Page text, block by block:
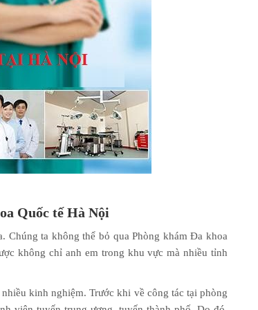
Quốc tế Hà Nội
ta không thể bỏ qua Phòng khám Đa khoa
không chỉ anh em trong khu vực mà nhiều tỉnh
kinh nghiệm. Trước khi về công tác tại phòng